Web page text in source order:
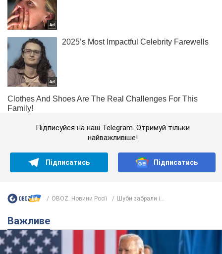
Підписуйся на наш Telegram. Отримуй тільки
найважливіше!
Підписатись Підписатись
OBOZ. Новини Росії Шуби забрали і...
Важливе